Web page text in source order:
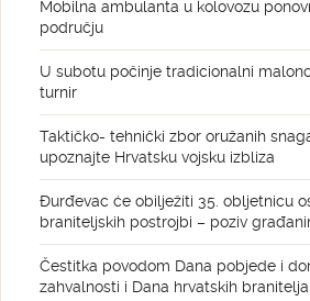
Mobilna ambulanta u kolovozu
području
U subotu počinje tradicionalni
turnir
Taktičko- tehnički zbor oružanih
upoznajte Hrvatsku vojsku izbliza
Đurđevac će obilježiti 35. obljetnicu
braniteljskih postrojbi – poziv
Čestitka povodom Dana pobjede i
zahvalnosti i Dana hrvatskih